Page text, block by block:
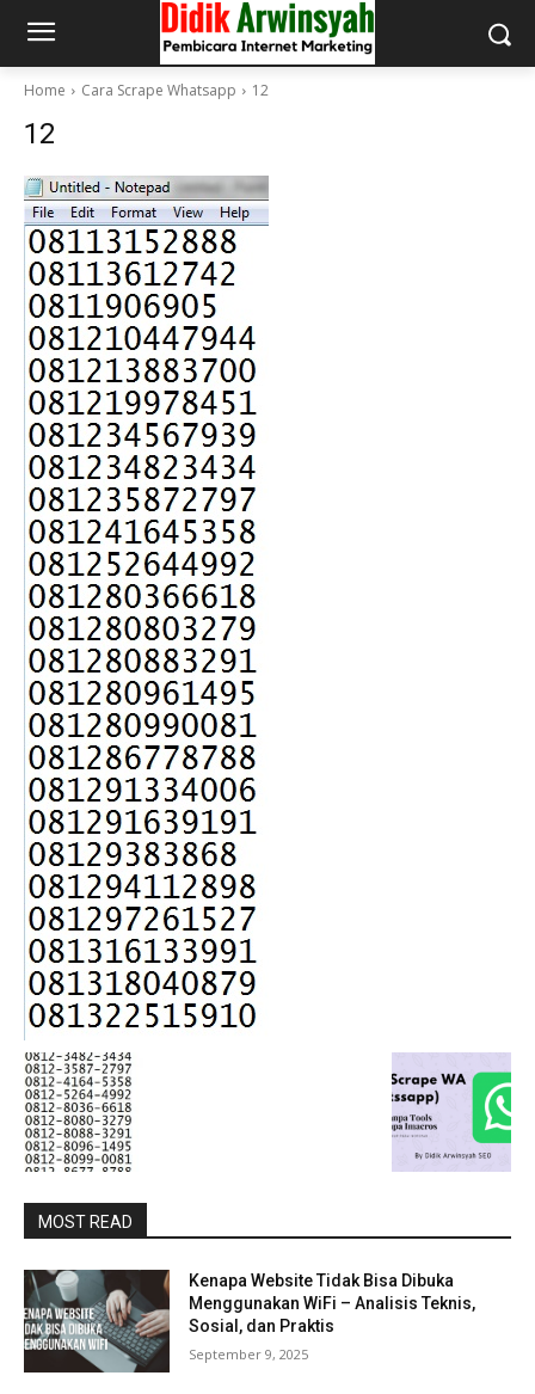
Home Cara Scrape Whatsapp 12
12
MOST READ
Kenapa Website Tidak Bisa Dibuka
Menggunakan WiFi – Analisis Teknis,
Sosial, dan Praktis
September 9, 2025